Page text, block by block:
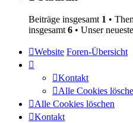
Beiträge insgesamt 1 •
insgesamt 6 • Unser
Website Foren-Übersicht
Kontakt
Alle Cookies
Alle Cookies löschen
Kontakt